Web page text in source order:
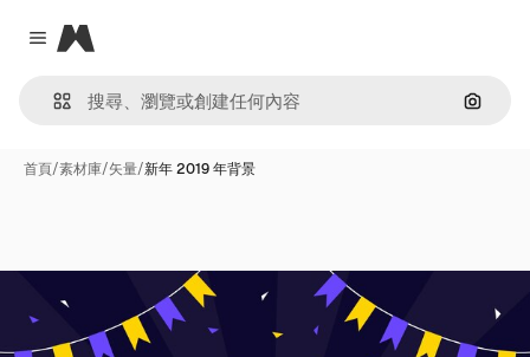
Close menu
Magnific
通過圖
首頁/素材庫/矢量/新年 2019 年背景